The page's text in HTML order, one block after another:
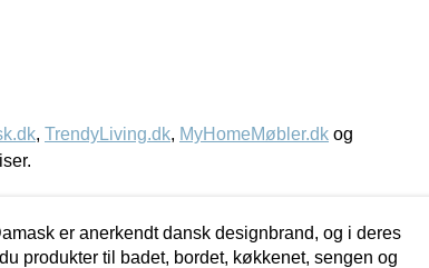
, TrendyLiving.dk, MyHomeMøbler.dk og
er anerkendt dansk designbrand, og i deres
produkter til badet, bordet, køkkenet, sengen og